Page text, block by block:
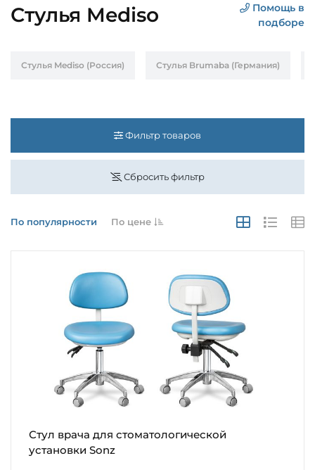
Стулья Mediso
Помощь в
подборе
Стулья Mediso (Россия) Стулья Brumaba (Германия)
Фильтр товаров
Сбросить фильтр
По популярности По цене
Стул врача для стоматологической
установки Sonz